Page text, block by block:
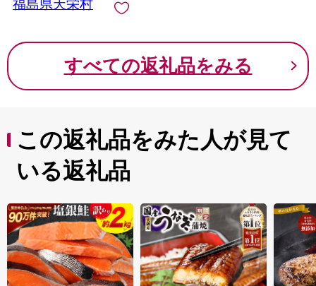
福島県天栄村
すべての返礼品をみる
この返礼品をみた人が見て
いる返礼品